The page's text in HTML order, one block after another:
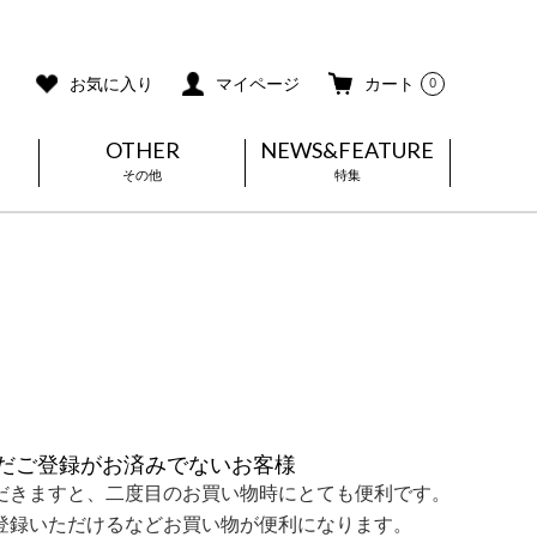
お気に入り マイページ カート 0
OTHER
その他
NEWS&FEATURE
特集
ご登録がお済みでないお客様
ますと、二度目のお買い物時にとても便利です。
いただけるなどお買い物が便利になります。